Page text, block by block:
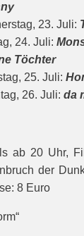
23. Juli:
24. Juli:
Töchter
25. Juli:
26. Juli: da
ab 20 Uhr,
der
8 Euro